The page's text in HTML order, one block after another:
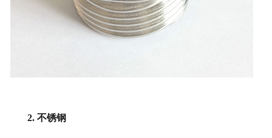
2. 不锈钢